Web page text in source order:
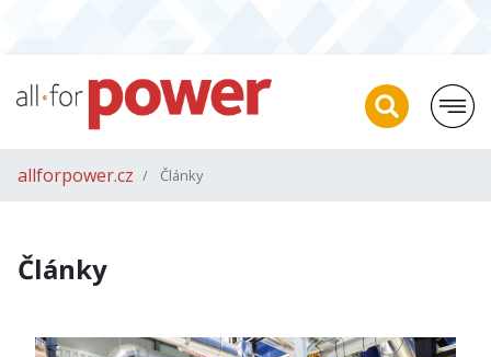
allforpower.cz Články
Články